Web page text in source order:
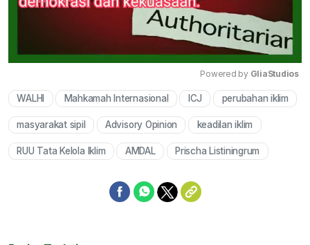
Mute
Powered by GliaStudios
WALHI Mahkamah Internasional ICJ perubahan iklim
masyarakat sipil Advisory Opinion keadilan iklim
RUU Tata Kelola Iklim AMDAL Prischa Listiningrum